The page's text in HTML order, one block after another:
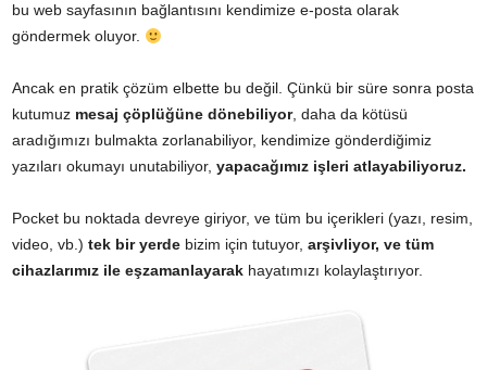
bu web sayfasının bağlantısını kendimize e-posta olarak
göndermek oluyor.
Ancak en pratik çözüm elbette bu değil. Çünkü bir süre sonra posta
kutumuz mesaj çöplüğüne dönebiliyor, daha da kötüsü
aradığımızı bulmakta zorlanabiliyor, kendimize gönderdiğimiz
yazıları okumayı unutabiliyor, yapacağımız işleri atlayabiliyoruz.
Pocket bu noktada devreye giriyor, ve tüm bu içerikleri (yazı, resim,
video, vb.) tek bir yerde bizim için tutuyor, arşivliyor, ve tüm
cihazlarımız ile eşzamanlayarak hayatımızı kolaylaştırıyor.